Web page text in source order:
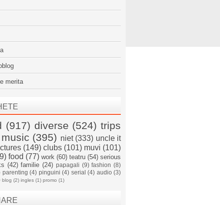
merita
(917) diverse (524) trips
music (395) niet (333) uncle it
(149) clubs (101) muvi (101)
food (77) work (60) teatru (54) serious
(42) familie (24) papagali (9) fashion (8)
parenting (4) pinguini (4) serial (4) audio (3)
blog (2) ingles (1) promo (1)